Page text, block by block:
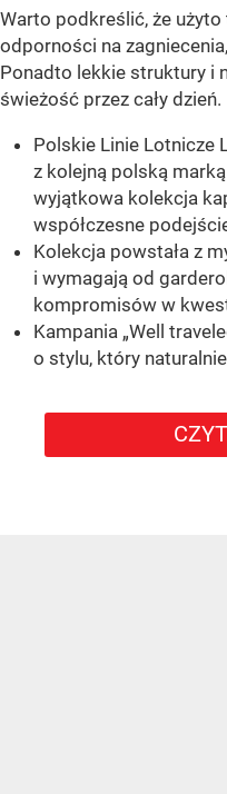
Warto podkreślić, że
odporności na
Ponadto lekkie struktury i
świeżość przez cały dzień.
Polskie Linie Lotnicze
z kolejną polską
wyjątkowa kolekcja
współczesne
Kolekcja powstała z
i wymagają od
kompromisów w
Kampania „Well
o stylu, który